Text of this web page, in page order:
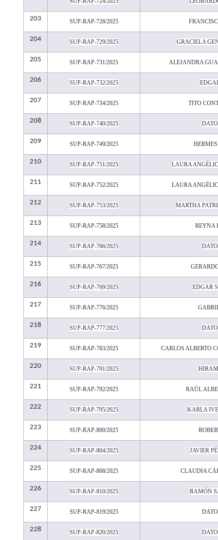
203 SUP-RAP-728/2025
204 SUP-RAP-729/2025 GRACIELA
205 SUP-RAP-731/2025 ALEJANDRA
206 SUP-RAP-732/2025
207 SUP-RAP-734/2025 TITO
208 SUP-RAP-740/2025
209 SUP-RAP-749/2025
210 SUP-RAP-751/2025 LAURA
211 SUP-RAP-752/2025 LAURA
212 SUP-RAP-753/2025 MARTHA
213 SUP-RAP-758/2025 REYNA
214 SUP-RAP-766/2025
215 SUP-RAP-767/2025
216 SUP-RAP-769/2025 EDGAR
217 SUP-RAP-776/2025
218 SUP-RAP-777/2025
219 SUP-RAP-783/2025 CARLOS ALBERTO
220 SUP-RAP-791/2025
221 SUP-RAP-792/2025 RAÚL
222 SUP-RAP-795/2025 KARLA
223 SUP-RAP-800/2025
224 SUP-RAP-804/2025 JAVIER
225 SUP-RAP-808/2025 CLAUDIA
226 SUP-RAP-810/2025 RAMÓN
227 SUP-RAP-819/2025
228 SUP-RAP-820/2025